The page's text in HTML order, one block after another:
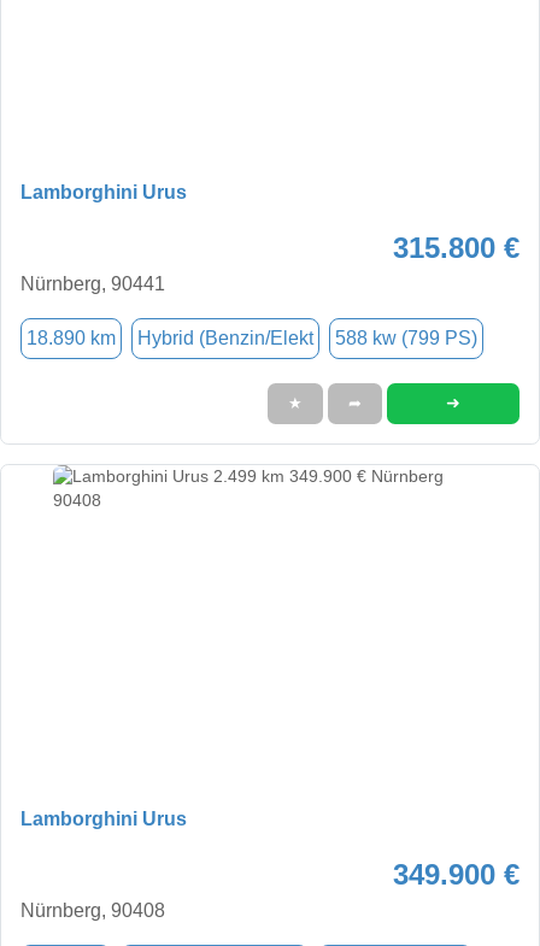
Lamborghini Urus
315.800 €
Nürnberg, 90441
18.890 km Hybrid (Benzin/Elekt 588 kw (799 PS)
★ ➦ ➜
Lamborghini Urus
349.900 €
Nürnberg, 90408